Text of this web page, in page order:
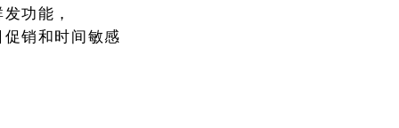
功能，
销和时间敏感